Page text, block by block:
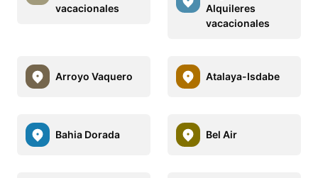
vacacionales
Alquileres
vacacionales
Arroyo Vaquero Atalaya-Isdabe
Bahia Dorada Bel Air